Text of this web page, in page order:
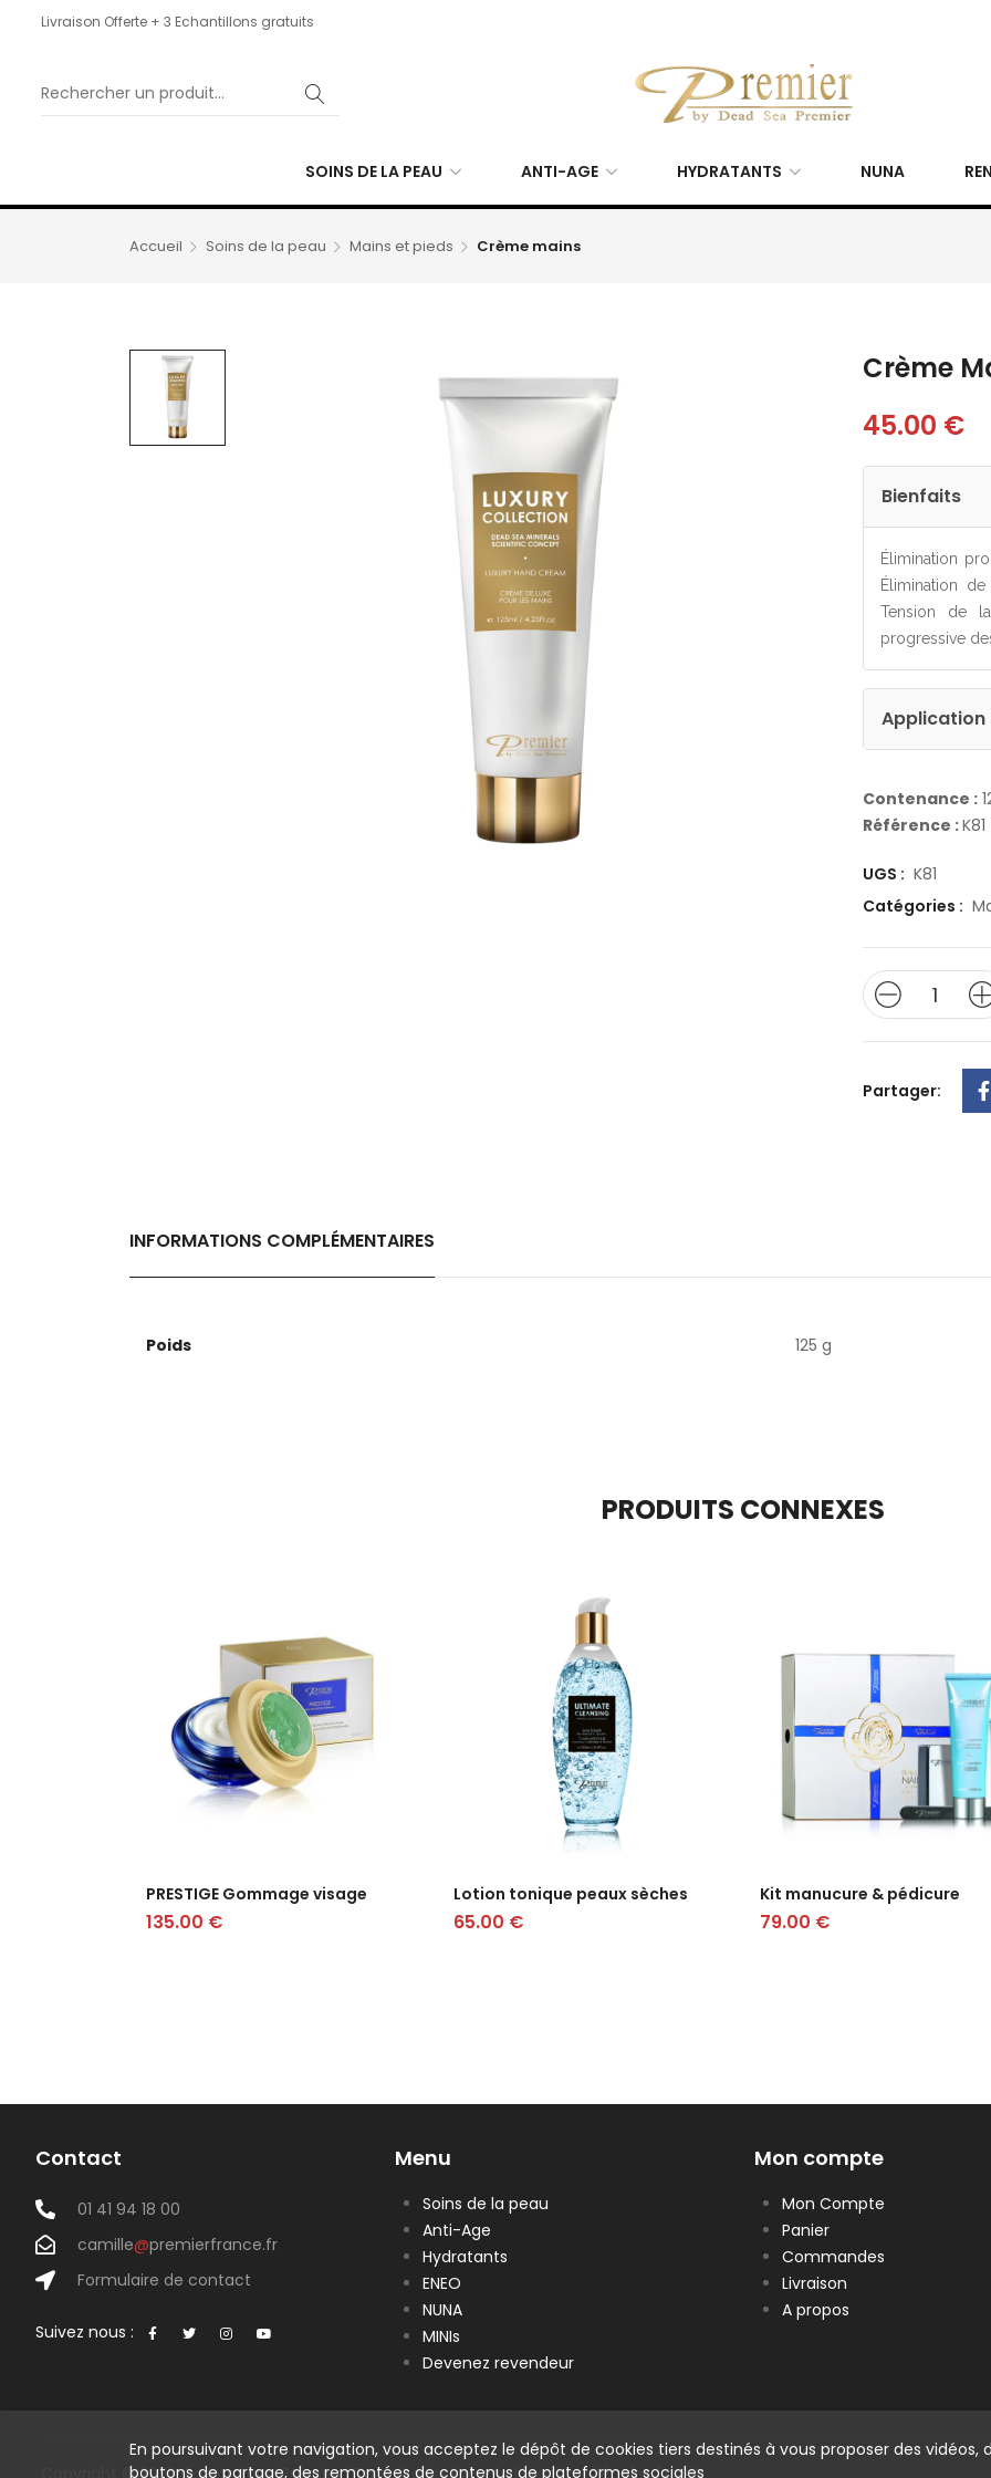
Livraison Offerte + 3 Echantillons gratuits
SOINS DE LA PEAU ANTI-AGE HYDRATANTS NUNA
Accueil Soins de la peau Mains et pieds Crème mains
Crème
45.00 €
Bienfaits
Élimination
Élimination
Tension de
progressive
Application
Contenance :
Référence :K81
UGS : K81
Catégories :
Partager:
INFORMATIONS COMPLÉMENTAIRES
Poids 125 g
PRODUITS CONNEXES
PRESTIGE Gommage visage
135.00 €
Lotion tonique peaux sèches
65.00 €
Kit manucure & pédicure
79.00 €
Contact
01 41 94 18 00
camille@premierfrance.fr
Formulaire de contact
Suivez nous :
Menu
Soins de la peau
Anti-Age
Hydratants
ENEO
NUNA
MINIs
Devenez revendeur
Mon compte
Mon Compte
Panier
Commandes
Livraison
A propos
Copyright © 2023 Cosmetique Premier | Tous droits réservés |Mentions légales|CGV
En poursuivant votre navigation, vous acceptez le dépôt de cookies tiers destinés à vous proposer des vidéos,
boutons de partage, des remontées de contenus de plateformes sociales